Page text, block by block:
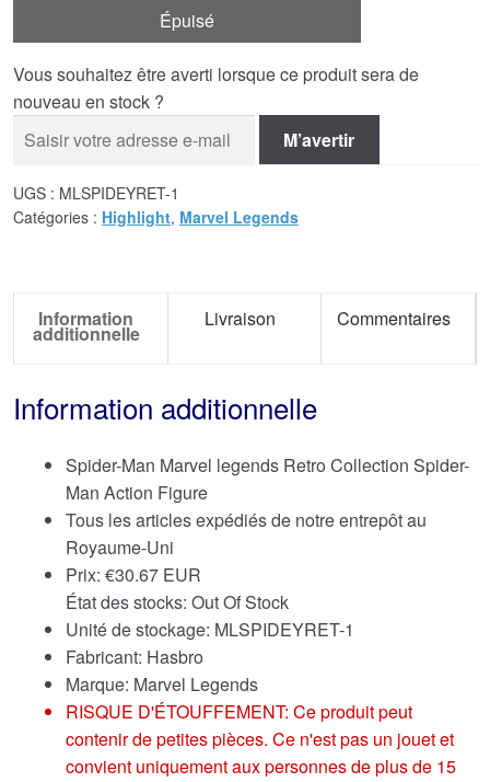
Épuisé
Vous souhaitez être averti lorsque ce produit sera de
nouveau en stock ?
M’avertir
UGS : MLSPIDEYRET-1
Catégories : Highlight, Marvel Legends
Information
additionnelle
Livraison Commentaires
Information additionnelle
Spider-Man Marvel legends Retro Collection Spider-
Man Action Figure
Tous les articles expédiés de notre entrepôt au
Royaume-Uni
Prix: €30.67 EUR
État des stocks: Out Of Stock
Unité de stockage: MLSPIDEYRET-1
Fabricant: Hasbro
Marque: Marvel Legends
RISQUE D'ÉTOUFFEMENT: Ce produit peut
contenir de petites pièces. Ce n'est pas un jouet et
convient uniquement aux personnes de plus de 15